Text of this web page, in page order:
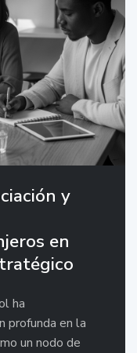
y
en
ha
profunda en la
un nodo de